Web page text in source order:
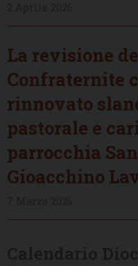
La revisione
Confraternite
rinnovato
pastorale e
parrocchia
Gioacchino